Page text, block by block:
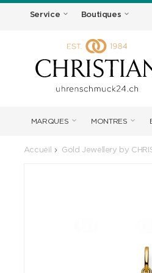
Service Boutiques
MARQUES MONTRES
Accueil Gold Jewellery by